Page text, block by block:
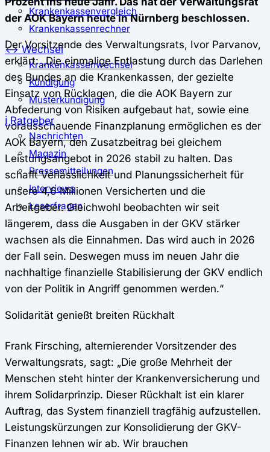
Krankenkassenvergleich
Krankenkassenrechner
↔ Wechsel
Krankenkassenwechsel
Kündigung
Musterkündigung
ℹ Ratgeber
Nachrichten
Magazin
Pressemitteilungen
Interviews
Leserfragen
der AOK Bayern heute in Nürnberg beschlossen.
Der Vorsitzende des Verwaltungsrats, Ivor Parvanov,
erklärt: „Die einmalige Entlastung durch das Darlehen
des Bundes an die Krankenkassen, der gezielte
Einsatz von Rücklagen, die die AOK Bayern zur
Abfederung von Risiken aufgebaut hat, sowie eine
vorausschauende Finanzplanung ermöglichen es der
AOK Bayern, den Zusatzbeitrag bei gleichem
Leistungsangebot in 2026 stabil zu halten. Das
schafft Verlässlichkeit und Planungssicherheit für
unsere 4,6 Millionen Versicherten und die
Arbeitgeber. Gleichwohl beobachten wir seit
längerem, dass die Ausgaben in der GKV stärker
wachsen als die Einnahmen. Das wird auch in 2026
der Fall sein. Deswegen muss im neuen Jahr die
nachhaltige finanzielle Stabilisierung der GKV endlich
von der Politik in Angriff genommen werden.“
Solidarität genießt breiten Rückhalt
Frank Firsching, alternierender Vorsitzender des
Verwaltungsrats, sagt: „Die große Mehrheit der
Menschen steht hinter der Krankenversicherung und
ihrem Solidarprinzip. Dieser Rückhalt ist ein klarer
Auftrag, das System finanziell tragfähig aufzustellen.
Leistungskürzungen zur Konsolidierung der GKV-
Finanzen lehnen wir ab. Wir brauchen